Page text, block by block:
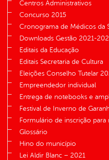
Centros Administrativos
Concurso 2015
Cronograma de Médicos da
Downloads Gestão 2021-
Editais da Educação
Editais Secretaria de Cultura
Eleições Conselho Tutelar
Empreendedor individual
Entrega de notebooks e
Festival de Inverno de
Formulário de inscrição
Glossário
Hino do município
Lei Aldir Blanc – 2021